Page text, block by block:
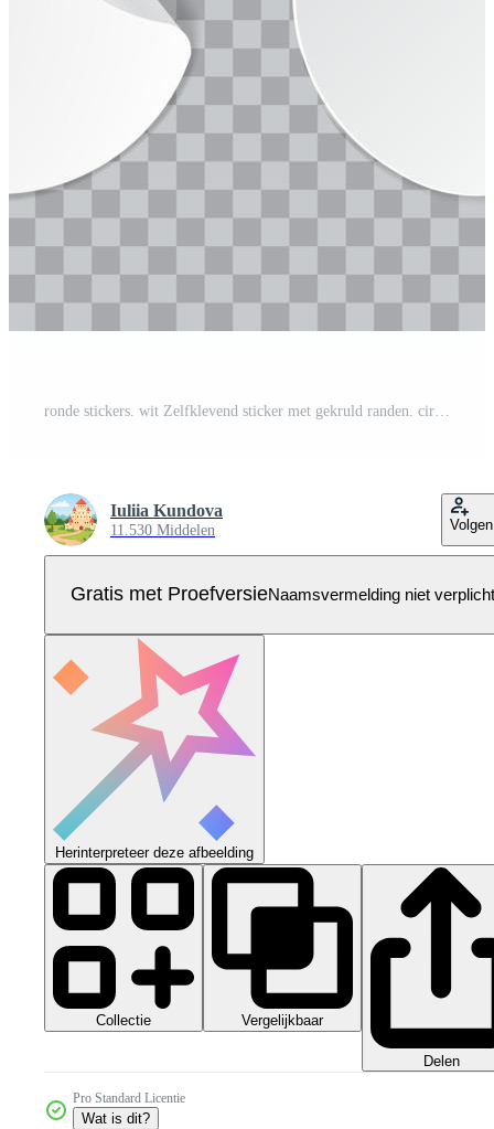
Iuliia Kundova
11.530 Middelen Volgen
Gratis met ProefversieNaamsvermelding niet verplicht
Herinterpreteer deze afbeelding
Collectie Vergelijkbaar
Delen
Pro Standard Licentie
Wat is dit?